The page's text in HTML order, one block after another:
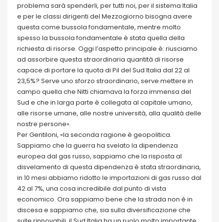
problema sarà spenderli, per tutti noi, per il sistema Italia
e per le classi dirigenti del Mezzogiorno bisogna avere
questa come bussola fondamentale, mentre molto
spesso la bussola fondamentale è stata quella della
richiesta di risorse. Oggi l’aspetto principale è: riusciamo
ad assorbire questa straordinaria quantità di risorse
capace di portare la quota di Pil del Sud Italia dal 22 al
23,5%? Serve uno sforzo straordinario, serve mettere in
campo quella che Nitti chiamava la forza immensa del
Sud e che in larga parte è collegata al capitale umano,
alle risorse umane, alle nostre università, alla qualità delle
nostre persone».
Per Gentiloni, «la seconda ragione è geopolitica.
Sappiamo che la guerra ha svelato la dipendenza
europea dal gas russo, sappiamo che la risposta al
disvelamento di questa dipendenza è stata straordinaria,
in 10 mesi abbiamo ridotto le importazioni di gas russo dal
42 al 7%, una cosa incredibile dal punto di vista
economico. Ora sappiamo bene che la strada non è in
discesa e sappiamo che, sia sulla diversificazione che